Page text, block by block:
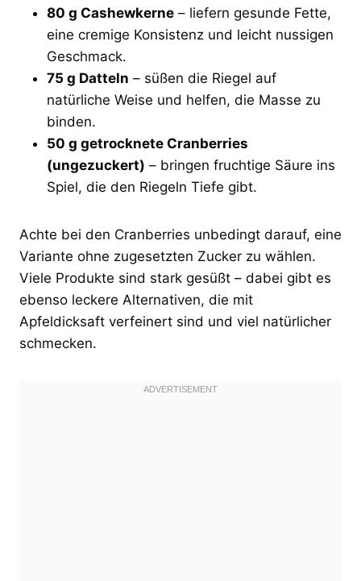
80 g Cashewkerne – liefern gesunde Fette,
eine cremige Konsistenz und leicht nussigen
Geschmack.
75 g Datteln – süßen die Riegel auf
natürliche Weise und helfen, die Masse zu
binden.
50 g getrocknete Cranberries
(ungezuckert) – bringen fruchtige Säure ins
Spiel, die den Riegeln Tiefe gibt.
Achte bei den Cranberries unbedingt darauf, eine
Variante ohne zugesetzten Zucker zu wählen.
Viele Produkte sind stark gesüßt – dabei gibt es
ebenso leckere Alternativen, die mit
Apfeldicksaft verfeinert sind und viel natürlicher
schmecken.